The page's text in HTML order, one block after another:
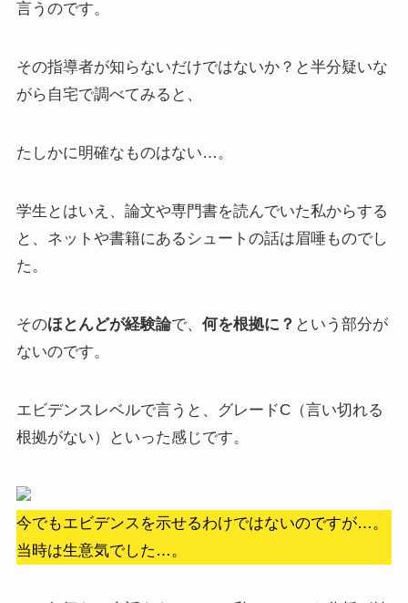
言うのです。
その指導者が知らないだけではないか？と半分疑いな
がら自宅で調べてみると、
たしかに明確なものはない…。
学生とはいえ、論文や専門書を読んでいた私からする
と、ネットや書籍にあるシュートの話は眉唾ものでし
た。
そのほとんどが経験論で、 何を根拠に？ という部分が
ないのです。
エビデンスレベルで言うと、グレードC（言い切れる
根拠がない）といった感じです。
今でもエビデンスを示せるわけではないのですが…。
当時は生意気でした…。